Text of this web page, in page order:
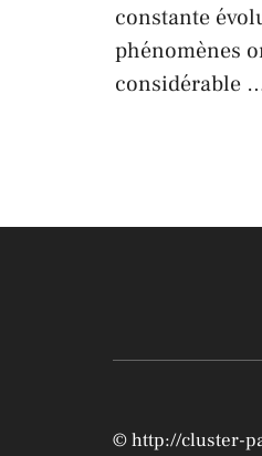
constante
phénomènes
considérable
©http://cluster-